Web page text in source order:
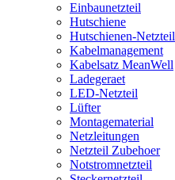
Einbaunetzteil
Hutschiene
Hutschienen-Netzteil
Kabelmanagement
Kabelsatz MeanWell
Ladegeraet
LED-Netzteil
Lüfter
Montagematerial
Netzleitungen
Netzteil Zubehoer
Notstromnetzteil